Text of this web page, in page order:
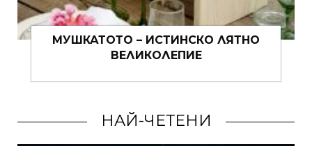
– ИСТИНСКО ЛЯТНО
ЗА
НАЙ-ЧЕТЕНИ